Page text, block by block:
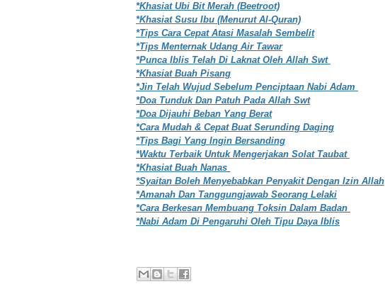
*Khasiat Ubi Bit Merah (Beetroot)
*Khasiat Susu Ibu (Menurut Al-Quran)
*Tips Cara Cepat Atasi Masalah Sembelit
*Tips Menternak Udang Air Tawar
*Punca Iblis Telah Di Laknat Oleh Allah Swt
*Khasiat Buah Pisang
*Jin Telah Wujud Sebelum Penciptaan Nabi Adam
*Doa Tunduk Dan Patuh Pada Allah Swt
*Doa Dijauhi Beban Yang Berat
*Cara Mudah & Cepat Buat Serunding Daging
*Tips Bagi Yang Ingin Bersanding
*Waktu Terbaik Untuk Mengerjakan Solat Taubat
*Khasiat Buah Nanas
*Syaitan Boleh Menyebabkan Penyakit Dengan Izin Allah
*Amanah Dan Tanggungjawab Seorang Lelaki
*Cara Berkesan Membuang Toksin Dalam Badan
*Nabi Adam Di Pengaruhi Oleh Tipu Daya Iblis